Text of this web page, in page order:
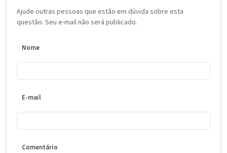
Ajude outras pessoas que estão em dúvida sobre esta
questão. Seu e-mail não será publicado.
Nome
E-mail
Comentário